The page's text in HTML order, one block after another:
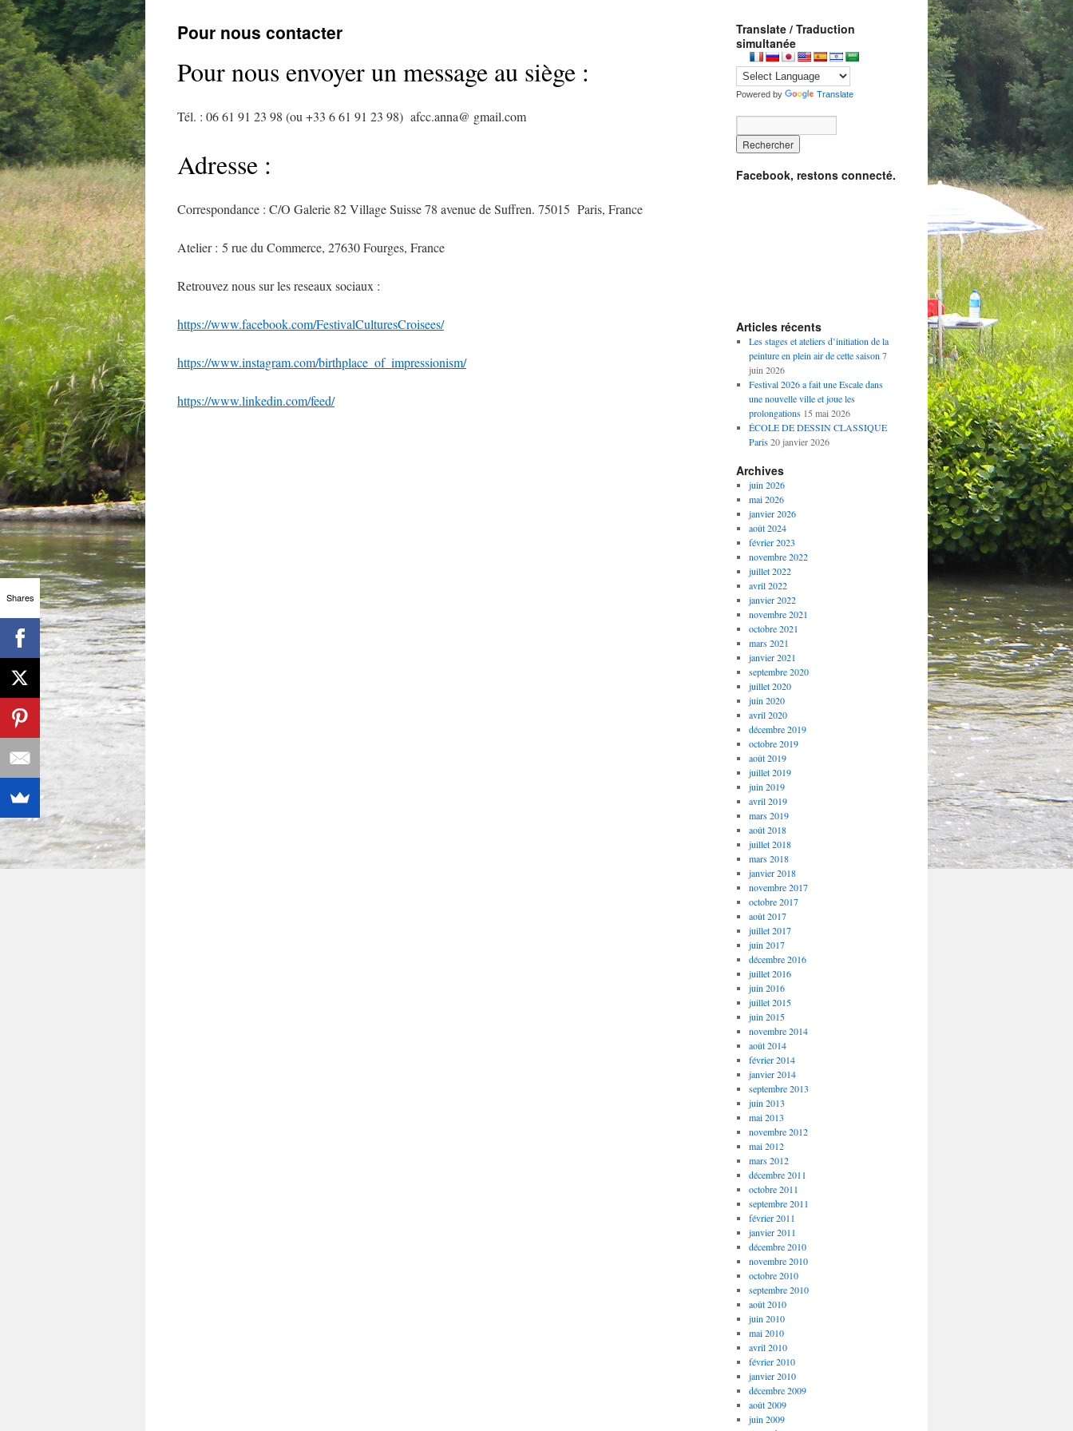
Pour nous contacter
Pour nous envoyer un message au siège :
Tél. : 06 61 91 23 98 (ou +33 6 61 91 23 98) afcc.anna@ gmail.com
Adresse :
Correspondance : C/O Galerie 82 Village Suisse 78 avenue de Suffren. 75015 Paris, France
Atelier : 5 rue du Commerce, 27630 Fourges, France
Retrouvez nous sur les reseaux sociaux :
https://www.facebook.com/FestivalCulturesCroisees/
https://www.instagram.com/birthplace_of_impressionism/
https://www.linkedin.com/feed/
Translate / Traduction
simultanée
Powered by Translate
Facebook, restons connecté.
Articles récents
Les stages et ateliers d’initiation de la
peinture en plein air de cette saison 7
juin 2026
Festival 2026 a fait une Escale dans
une nouvelle ville et joue les
prolongations 15 mai 2026
ÉCOLE DE DESSIN CLASSIQUE
Paris 20 janvier 2026
Archives
juin 2026
mai 2026
janvier 2026
août 2024
février 2023
novembre 2022
juillet 2022
avril 2022
janvier 2022
novembre 2021
octobre 2021
mars 2021
janvier 2021
septembre 2020
juillet 2020
juin 2020
avril 2020
décembre 2019
octobre 2019
août 2019
juillet 2019
juin 2019
avril 2019
mars 2019
août 2018
juillet 2018
mars 2018
janvier 2018
novembre 2017
octobre 2017
août 2017
juillet 2017
juin 2017
décembre 2016
juillet 2016
juin 2016
juillet 2015
juin 2015
novembre 2014
août 2014
février 2014
janvier 2014
septembre 2013
juin 2013
mai 2013
novembre 2012
mai 2012
mars 2012
décembre 2011
octobre 2011
septembre 2011
février 2011
janvier 2011
décembre 2010
novembre 2010
octobre 2010
septembre 2010
août 2010
juin 2010
mai 2010
avril 2010
février 2010
janvier 2010
décembre 2009
août 2009
juin 2009
Shares